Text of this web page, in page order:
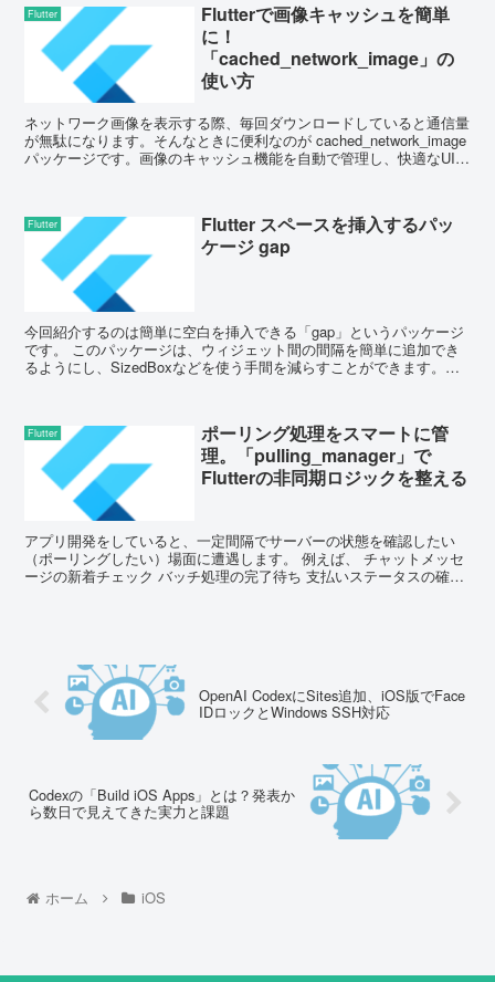
Flutter
Flutterで画像キャッシュを簡単
に！
「cached_network_image」の
使い方
ネットワーク画像を表示する際、毎回ダウンロードしていると通信量
が無駄になります。そんなときに便利なのが cached_network_image
パッケージです。画像のキャッシュ機能を自動で管理し、快適なUIを
Flutter
Flutter スペースを挿入するパッ
ケージ gap
今回紹介するのは簡単に空白を挿入できる「gap」というパッケージ
です。 このパッケージは、ウィジェット間の間隔を簡単に追加でき
るようにし、SizedBoxなどを使う手間を減らすことができます。直
Flutter
ポーリング処理をスマートに管
理。「pulling_manager」で
Flutterの非同期ロジックを整える
アプリ開発をしていると、一定間隔でサーバーの状態を確認したい
（ポーリングしたい）場面に遭遇します。 例えば、 チャットメッセ
ージの新着チェック バッチ処理の完了待ち 支払いステータスの確認
OpenAI CodexにSites追加、iOS版でFace
IDロックとWindows SSH対応
Codexの「Build iOS Apps」とは？発表か
ら数日で見えてきた実力と課題
ホーム iOS